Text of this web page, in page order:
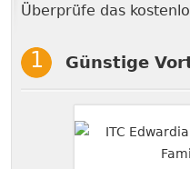
Überprüfe das
Günstige